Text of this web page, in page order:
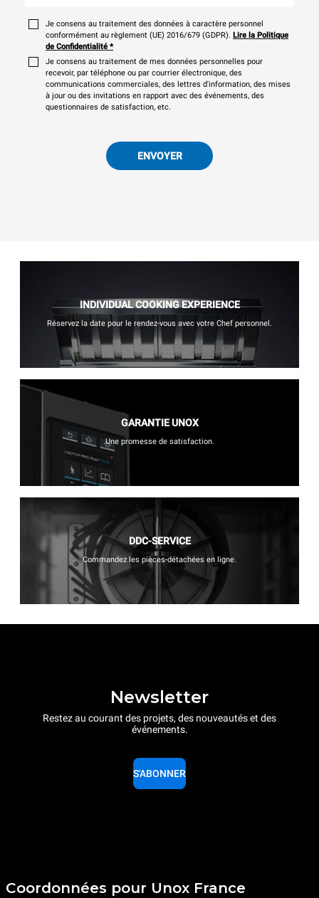
Je consens au traitement des données à caractère personnel
conformément au règlement (UE) 2016/679 (GDPR). Lire la Politique
de Confidentialité *
Je consens au traitement de mes données personnelles pour
recevoir, par téléphone ou par courrier électronique, des
communications commerciales, des lettres d'information, des mises
à jour ou des invitations en rapport avec des événements, des
questionnaires de satisfaction, etc.
ENVOYER
INDIVIDUAL COOKING EXPERIENCE
Réservez la date pour le rendez-vous avec votre Chef personnel.
GARANTIE UNOX
Une promesse de satisfaction.
DDC-SERVICE
Commandez les pièces-détachées en ligne.
Newsletter
Restez au courant des projets, des nouveautés et des
événements.
S'ABONNER
Coordonnées pour Unox France